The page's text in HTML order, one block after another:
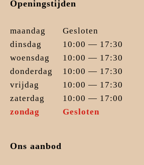
Openingstijden
maandag
Gesloten
dinsdag
10:00 — 17:30
woensdag
10:00 — 17:30
donderdag
10:00 — 17:30
vrijdag
10:00 — 17:30
zaterdag
10:00 — 17:00
zondag
Gesloten
Ons aanbod